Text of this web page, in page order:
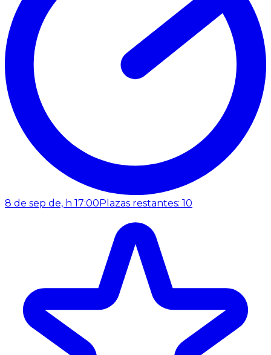
8 de sep de, h 17:00Plazas restantes: 10